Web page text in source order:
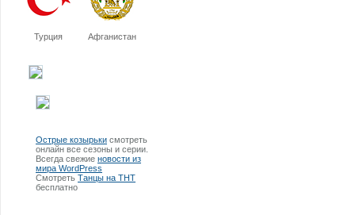
Турция Афганистан
Острые козырьки смотреть
онлайн все сезоны и серии.
Всегда свежие новости из
мира WordPress
Смотреть Танцы на ТНТ
бесплатно